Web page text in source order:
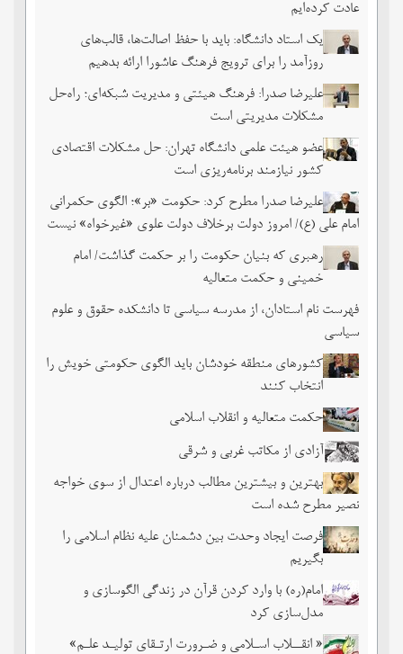
عادت کرده‌ایم
یک استاد دانشگاه: باید با حفظ اصالت‌ها، قالب‌های
روزآمد را برای ترویج فرهنگ عاشورا ارائه بدهیم
علیرضا صدرا: فرهنگ هیئتی و مدیریت شبکه‌ای؛ راه‌حل
مشکلات مدیریتی است
عضو هیئت علمی دانشگاه تهران: حل مشکلات اقتصادی
کشور نیازمند برنامه‌ریزی است
علیرضا صدرا مطرح کرد: حکومت «بر»؛ الگوی حکمرانی
امام علی (ع)/ امروز دولت برخلاف دولت علوی «غیرخواه» نیست
رهبری که بنیان حکومت را بر حکمت گذاشت/ امام
خمینی و حکمت متعالیه
فهرست نام استادان، از مدرسه سیاسی تا دانشکده حقوق و علوم
سیاسی
کشورهای منطقه خودشان باید الگوی حکومتی خویش را
انتخاب کنند
حکمت متعالیه و انقلاب اسلامی
آزادی از مکاتب غربی و شرقی
بهترین و بیشترین مطالب درباره اعتدال از سوی خواجه
نصیر مطرح شده است
فرصت ایجاد وحدت بین دشمنان علیه نظام اسلامی را
بگیریم
امام(ره) با وارد کردن قرآن در زندگی الگوسازی و
مدل‌سازی کرد
« انقــلاب اسـلامی و ضـرورت ارتـقای تولیـد علـم»